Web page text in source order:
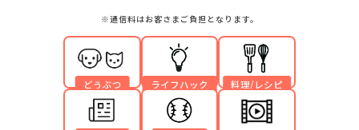
※通信料はお客さまご負担となります。
どうぶつ ライフハック 料理/レシピ